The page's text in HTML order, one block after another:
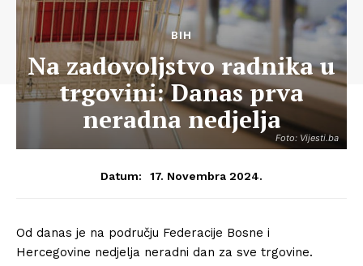
Foto: Vijesti.ba
BIH
Na zadovoljstvo radnika u
trgovini: Danas prva
neradna nedjelja
Datum: 17. Novembra 2024.
Od danas je na području Federacije Bosne i
Hercegovine nedjelja neradni dan za sve trgovine.